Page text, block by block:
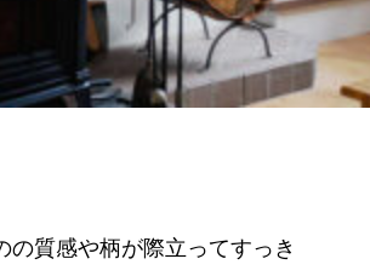
の質感や柄が際立ってすっき